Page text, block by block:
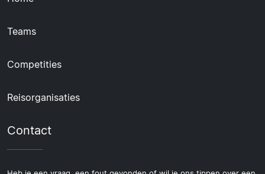
Teams
Competities
Reisorganisaties
Contact